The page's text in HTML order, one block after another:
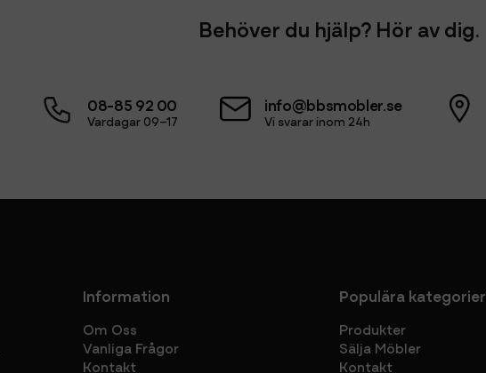
Behöver du hjälp? Hör av dig.
08-85 92 00
Vardagar 09–17
info@bbsmobler.se
Vi svarar inom 24h
Information
Om Oss
Vanliga Frågor
Kontakt
Populära kategorier
Produkter
Sälja Möbler
Kontakt